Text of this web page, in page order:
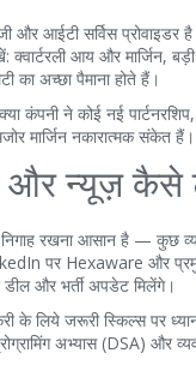
और आईटी सर्विस
क्वार्टरली आय और
का अच्छा पैमाना होते हैं।
कंपनी ने कोई नई
मार्जिन नकारात्मक संकेत हैं।
और न्यूज़
रखना आसान है — कुछ
पर Hexaware और
डील और भर्ती अपडेट मिलेंगे।
के लिये जरूरी स्किल्स पर
अभ्यास (DSA) और